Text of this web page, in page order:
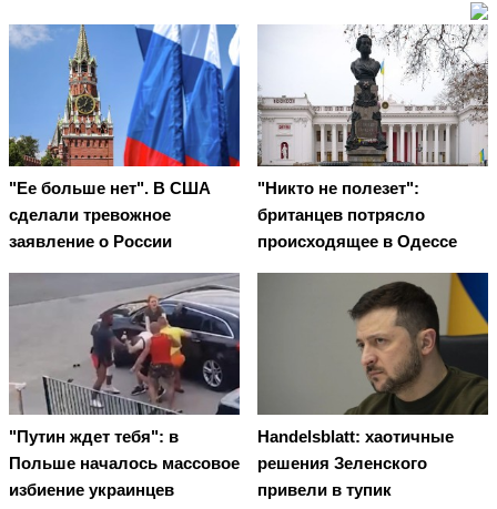
"Ее больше нет". В США
сделали тревожное
заявление о России
"Никто не полезет":
британцев потрясло
происходящее в Одессе
"Путин ждет тебя": в
Польше началось массовое
избиение украинцев
Handelsblatt: хаотичные
решения Зеленского
привели в тупик